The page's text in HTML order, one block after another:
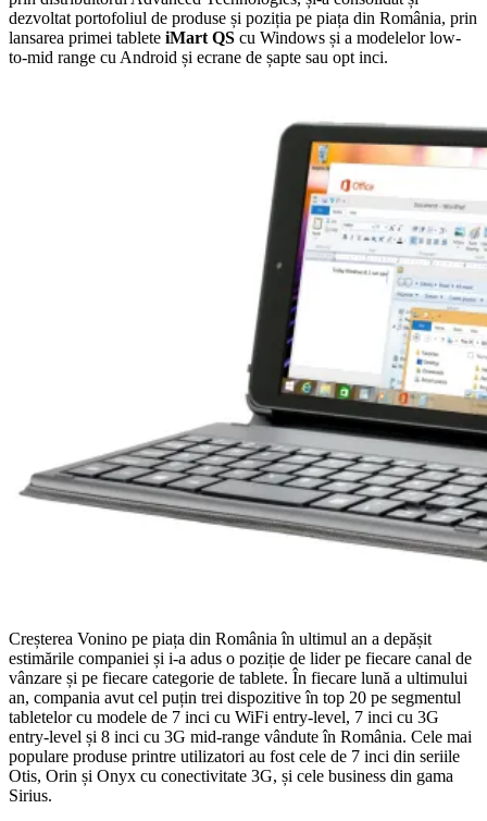
dezvoltat portofoliul de produse și poziția pe piața din România, prin
lansarea primei tablete iMart QS cu Windows și a modelelor low-
to-mid range cu Android și ecrane de șapte sau opt inci.
Creșterea Vonino pe piața din România în ultimul an a depășit
estimările companiei și i-a adus o poziție de lider pe fiecare canal de
vânzare și pe fiecare categorie de tablete. În fiecare lună a ultimului
an, compania avut cel puțin trei dispozitive în top 20 pe segmentul
tabletelor cu modele de 7 inci cu WiFi entry-level, 7 inci cu 3G
entry-level și 8 inci cu 3G mid-range vândute în România. Cele mai
populare produse printre utilizatori au fost cele de 7 inci din seriile
Otis, Orin și Onyx cu conectivitate 3G, și cele business din gama
Sirius.